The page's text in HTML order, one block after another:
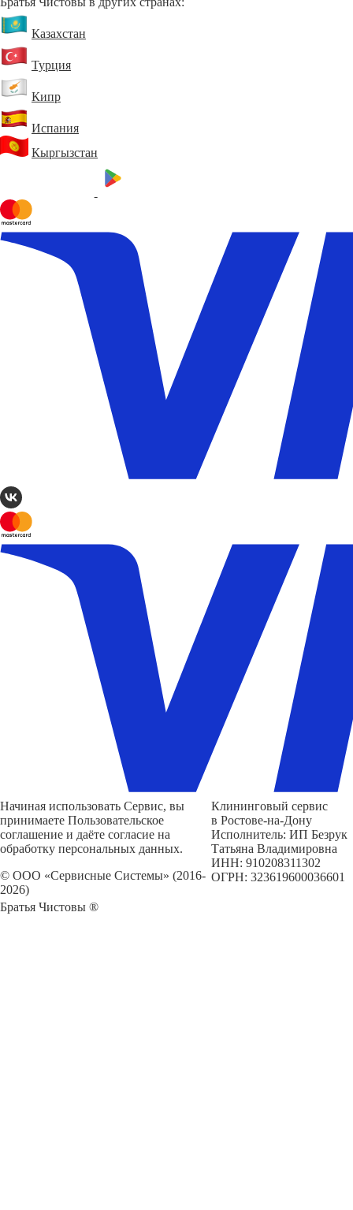
Казахстан
Турция
Кипр
Испания
Кыргызстан
Начиная использовать Сервис, вы
принимаете Пользовательское
соглашение и даёте согласие на
обработку персональных данных.
© ООО «Сервисные Системы» (2016-
2026)
Братья Чистовы ®
Клининговый сервис
в Ростове-на-Дону
Исполнитель: ИП Безрук
Татьяна Владимировна
ИНН: 910208311302
ОГРН: 323619600036601